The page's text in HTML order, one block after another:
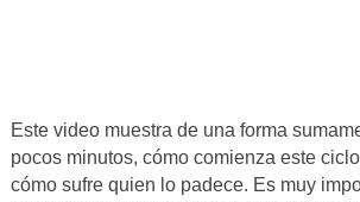
Este video muestra de una forma
pocos minutos, cómo comienza este
cómo sufre quien lo padece. Es muy